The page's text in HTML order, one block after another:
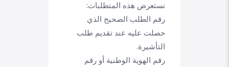
نستعرض هذه المتطلبات:
رقم الطلب الصحيح الذي
حصلت عليه عند تقديم طلب
التأشيرة.
رقم الهوية الوطنية أو رقم